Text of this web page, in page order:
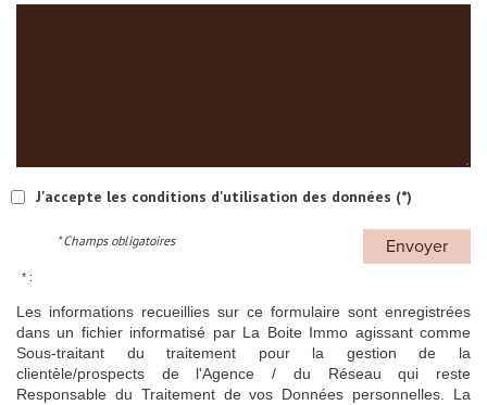
J'accepte les conditions d'utilisation des données (*)
Envoyer
* Champs obligatoires
* :
Les informations recueillies sur ce formulaire sont enregistrées
dans un fichier informatisé par La Boite Immo agissant comme
Sous-traitant du traitement pour la gestion de la
clientèle/prospects de l'Agence / du Réseau qui reste
Responsable du Traitement de vos Données personnelles. La